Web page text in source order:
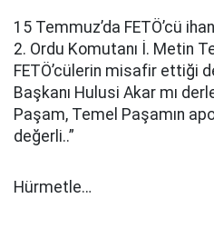
15 Temmuz’da FETÖ’cü
2. Ordu Komutanı İ. Metin
FETÖ’cülerin misafir ettiği
Başkanı Hulusi Akar mı
Paşam, Temel Paşamın
değerli..”
Hürmetle…